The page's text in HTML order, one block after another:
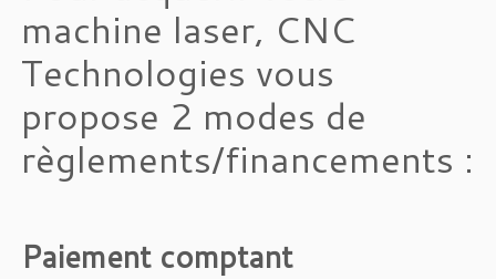
machine laser, CNC
Technologies vous
propose 2 modes de
règlements/financements :
Paiement comptant